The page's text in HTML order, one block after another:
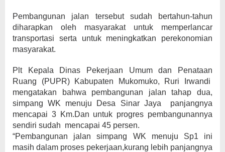
Pembangunan jalan tersebut sudah bertahun-tahun
diharapkan oleh masyarakat untuk memperlancar
transportasi serta untuk meningkatkan perekonomian
masyarakat.
Plt Kepala Dinas Pekerjaan Umum dan Penataan
Ruang (PUPR) Kabupaten Mukomuko, Ruri Irwandi
mengatakan bahwa pembangunan jalan tahap dua,
simpang WK menuju Desa Sinar Jaya panjangnya
mencapai 3 Km.Dan untuk progres pembangunannya
sendiri sudah mencapai 45 persen.
“Pembangunan jalan simpang WK menuju Sp1 ini
masih dalam proses pekerjaan,kurang lebih panjangnya